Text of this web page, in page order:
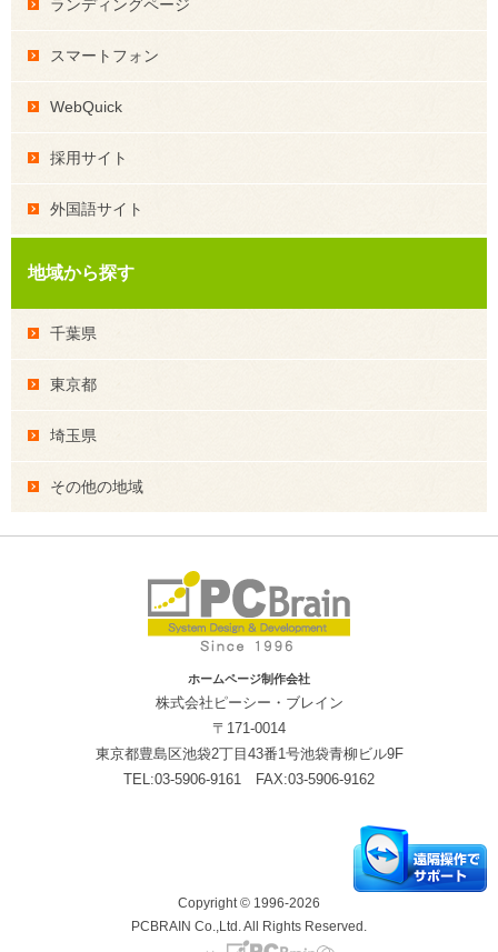
ランディングページ
スマートフォン
WebQuick
採用サイト
外国語サイト
地域から探す
千葉県
東京都
埼玉県
その他の地域
ホームページ制作会社
株式会社ピーシー・ブレイン
〒171-0014
東京都豊島区池袋2丁目43番1号池袋青柳ビル9F
TEL:03-5906-9161 FAX:03-5906-9162
Copyright © 1996-2026
PCBRAIN Co.,Ltd. All Rights Reserved.